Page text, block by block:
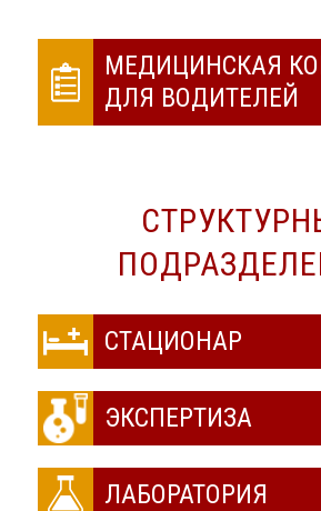
МЕДИЦИНСКАЯ
ДЛЯ ВОДИТЕЛЕЙ
СТАЦИОНАР
ЭКСПЕРТИЗА
ЛАБОРАТОРИЯ